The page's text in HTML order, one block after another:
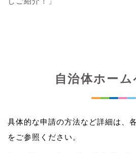
自治体ホーム
具体的な申請の方法など詳細は、
をご参照ください。